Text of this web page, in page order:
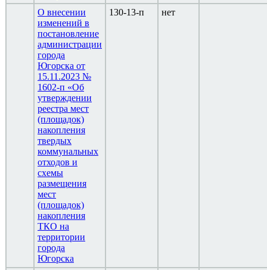
О внесении
изменений в
постановление
администрации
города
Югорска от
15.11.2023 №
1602-п «Об
утверждении
реестра мест
(площадок)
накопления
твердых
коммунальных
отходов и
схемы
размещения
мест
(площадок)
накопления
ТКО на
территории
города
Югорска
130-13-п нет